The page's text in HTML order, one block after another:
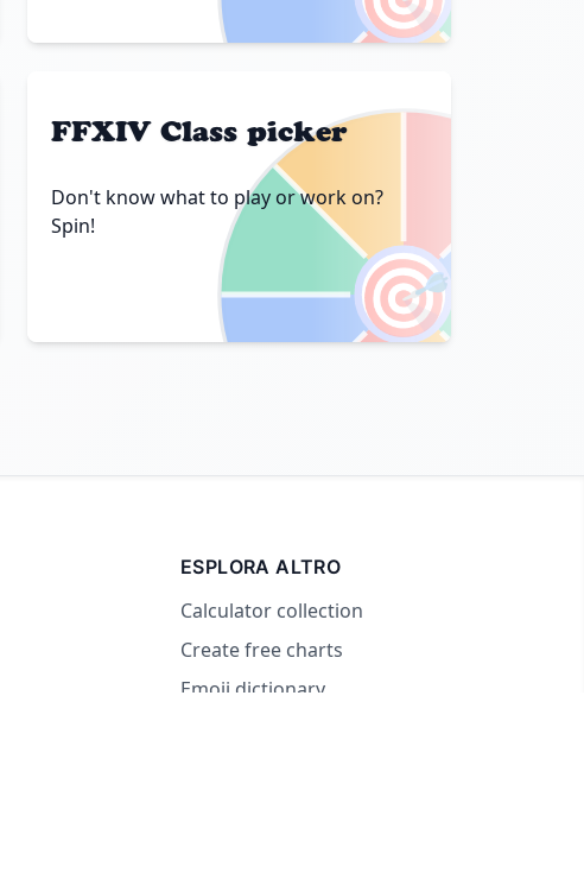
🎯
FFXIV Class picker
Don't know what to play or work on?
Spin!
ESPLORA ALTRO
Calculator collection
Create free charts
Emoji dictionary